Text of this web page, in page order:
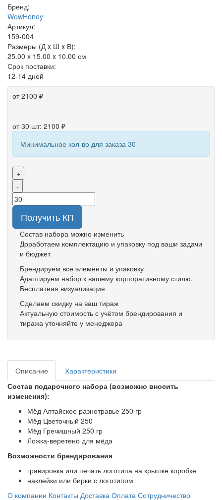
Бренд:
WowHoney
Артикул:
159-004
Размеры (Д x Ш x В):
25.00 x 15.00 x 10.00 см
Срок поставки:
12-14 дней
от 2100 ₽
от 30 шт: 2100 ₽
Минимальное кол-во для заказа 30
+
-
Получить КП
Состав набора можно изменить
Доработаем комплектацию и упаковку под ваши задачи
и бюджет
Брендируем все элементы и упаковку
Адаптируем набор к вашему корпоративному стилю.
Бесплатная визуализация
Сделаем скидку на ваш тираж
Актуальную стоимость с учётом брендирования и
тиража уточняйте у менеджера
Описание
Характеристики
Состав подарочного набора (возможно вносить
изменения):
Мёд Алтайское разнотравье 250 гр
Мёд Цветочный 250
Мёд Гречишный 250 гр
Ложка-веретено для мёда
Возможности брендирования
гравировка или печать логотипа на крышке коробке
наклейки или бирки с логотипом
О компании Контакты Доставка Оплата Сотрудничество